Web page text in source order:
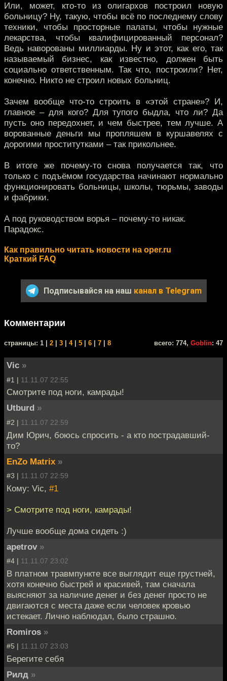
Или, может, кто-то из олигархов построил новую
больницу? Ну, такую, чтобы всё по последнему слову
техники, чтобы просторные палаты, чтобы нужные
лекарства, чтобы квалифицированный персонал?
Ведь наворованы миллиарды. Ну и этот, как его, так
называемый бизнес, как известно, должен быть
социально ответственным. Так что, построили? Нет,
конечно. Никто не строил новых больниц.
Зачем вообще что-то строить в «этой стране»? И,
главное – для кого? Для тупого быдла, что ли? Да
пусть оно передохнет, и чем быстрее, тем лучше. А
ворованные деньги мы пропляшем в куршавелях с
дорогими проститутками – так прикольнее.
В итоге же почему-то снова получается так, что
только с подъёмом государства начинают нормально
функционировать больницы, школы, тюрьмы, заводы
и фабрики.
А под руководством ворья – почему-то никак.
Парадокс.
Как правильно читать новости на oper.ru
Краткий FAQ
Подписывайся на наш канал в Telegram
Комментарии
cтраницы: 1 | 2 3 4| 5 6 7 8 всего: 774, Goblin: 47
Vic »
#1 | 11.11.07 22:55
Смотрите под ноги, камрады!
Utburd »
#2 | 11.11.07 22:59
Дим Юрич, боюсь спросить - а кто пострадавший-
то?
EnZo Matrix »
#3 | 11.11.07 22:59
Кому: Vic, #1
> Смотрите под ноги, камрады!
Лучше вообще дома сидеть :)
apetrov »
#4 | 11.11.07 23:02
В платном травмпункте все выглядит еще грустней,
хотя конечно быстрей и красивей, там сначала
выясняют за наличие денег и без денег просто не
двигаются с места даже если человек кровью
истекает. Лично наблюдал, было страшно.
Romiros »
#5 | 11.11.07 23:03
Берегите себя
Рилд »